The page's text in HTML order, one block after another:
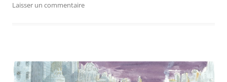
Laisser un commentaire